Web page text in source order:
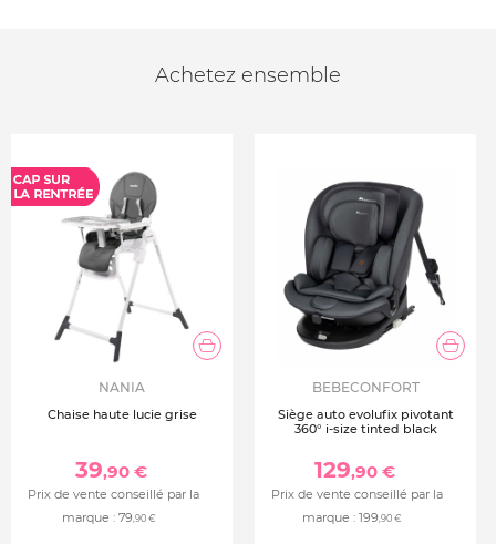
Achetez ensemble
NANIA
Chaise haute lucie grise
39,90 €
Prix de vente conseillé par la
marque : 79,90 €
BEBECONFORT
Siège auto evolufix pivotant
360° i-size tinted black
129,90 €
Prix de vente conseillé par la
marque : 199,90 €